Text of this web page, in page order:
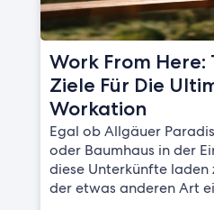
Work From
Ziele Für Die
Workation
Egal ob Allgäuer
oder Baumhaus in der
diese Unterkünfte laden
der etwas anderen Art